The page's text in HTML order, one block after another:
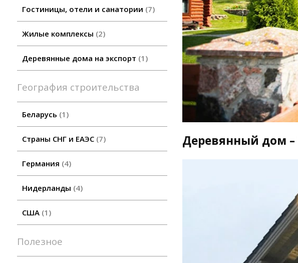
Гостиницы, отели и санатории 7
Жилые комплексы 2
Деревянные дома на экспорт 1
География строительства
Беларусь 1
Страны СНГ и ЕАЭС 7
Германия 4
Нидерланды 4
США 1
Полезное
Деревянный дом –